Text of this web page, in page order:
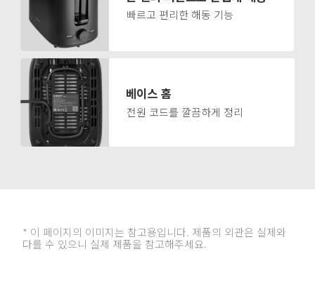
빠르고 편리한 해동 기능
베이스 홈
전원 코드를 깔끔하게 정리
* 이 페이지의 이미지는 참고용입니다. 제품의 외관은 실제와
다를 수 있으니 실제 제품을 참고해주세요.